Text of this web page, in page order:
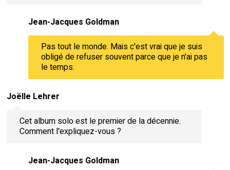
Jean-Jacques Goldman
Pas tout le monde. Mais c'est vrai que je suis
obligé de refuser souvent parce que je n'ai pas
le temps.
Joëlle Lehrer
Cet album solo est le premier de la décennie.
Comment l'expliquez-vous ?
Jean-Jacques Goldman